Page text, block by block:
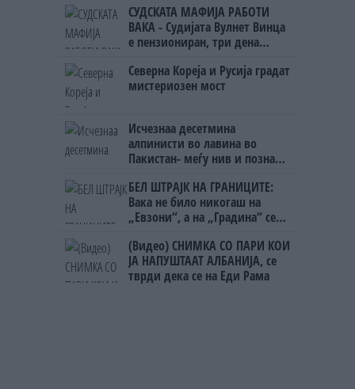
СУДСКАТА МАФИЈА РАБОТИ
ВАКА - Судијата Вулнет Винца
е пензиониран, три дена
на бизнисменот Марковски
Северна Кореја и Русија градат
мистериозен мост
Исчезнаа десетмина
алпинисти во лавина во
Пакистан- меѓу нив и познат
БЕЛ ШТРАЈК НА ГРАНИЦИТЕ:
Вака не било никогаш на
„Евзони“, а на „Градина“ се
(Видео) СНИМКА СО ПАРИ КОИ
ЈА НАПУШТААТ АЛБАНИЈА, се
тврди дека се на Еди Рама